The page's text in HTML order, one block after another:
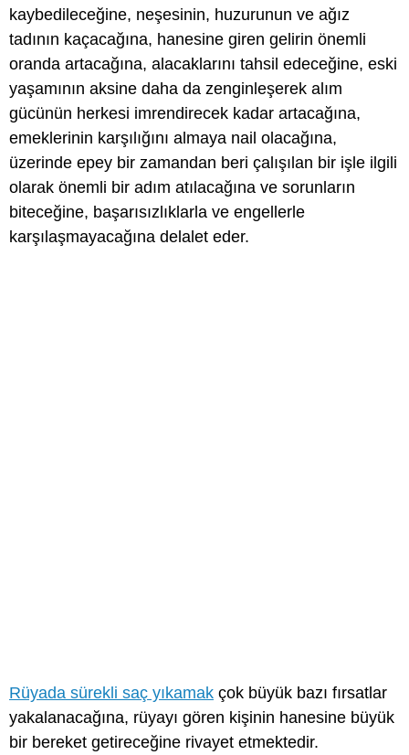
kaybedileceğine, neşesinin, huzurunun ve ağız
tadının kaçacağına, hanesine giren gelirin önemli
oranda artacağına, alacaklarını tahsil edeceğine, eski
yaşamının aksine daha da zenginleşerek alım
gücünün herkesi imrendirecek kadar artacağına,
emeklerinin karşılığını almaya nail olacağına,
üzerinde epey bir zamandan beri çalışılan bir işle ilgili
olarak önemli bir adım atılacağına ve sorunların
biteceğine, başarısızlıklarla ve engellerle
karşılaşmayacağına delalet eder.
Rüyada sürekli saç yıkamak çok büyük bazı fırsatlar
yakalanacağına, rüyayı gören kişinin hanesine büyük
bir bereket getireceğine rivayet etmektedir.